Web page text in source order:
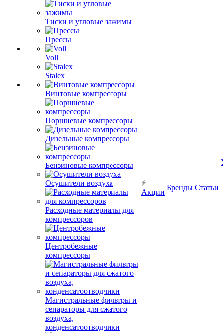
Тиски и угловые зажимы
Прессы
Voll
Stalex
Винтовые компрессоры
Поршневые компрессоры
Дизельные компрессоры
Бензиновые компрессоры
Осушители воздуха
Расходные материалы для
компрессоров
Центробежные
компрессоры
Магистральные фильтры и
сепараторы для сжатого
воздуха,
конденсатоотводчики
Акции
Бренды Статьи